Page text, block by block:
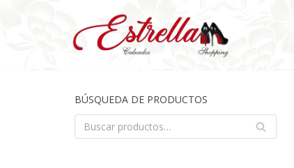
BÚSQUEDA DE PRODUCTOS
BU
SCA